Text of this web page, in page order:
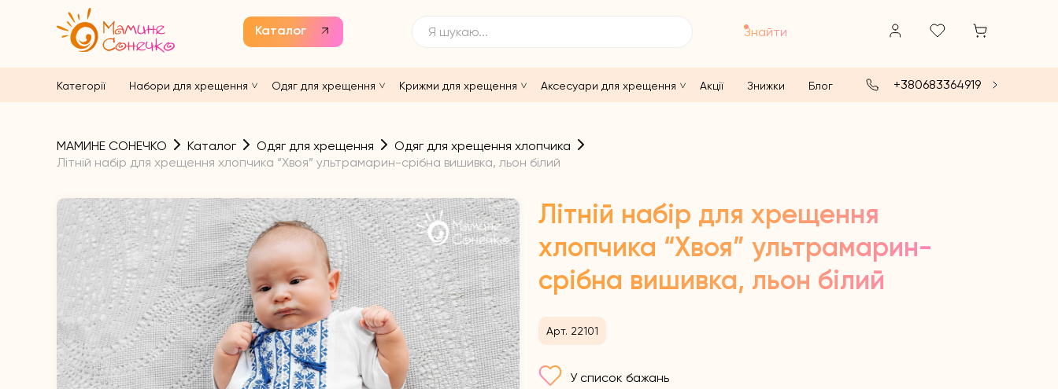
Каталог Знайти
Категорії Набори для хрещення Одяг для хрещення Крижми для хрещення Аксесуари для хрещення Акції Знижки Блог +380683364919
МАМИНЕ СОНЕЧКО Каталог Одяг для хрещення
Одяг для хрещення хлопчика
Літній набір для хрещення хлопчика “Хвоя” ультрамарин-срібна вишивка, льон білий
Літній набір для хрещення
хлопчика “Хвоя” ультрамарин-
срібна вишивка, льон білий
Арт. 22101
У список бажань